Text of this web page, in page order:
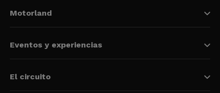
Motorland
Eventos y experiencias
El circuito